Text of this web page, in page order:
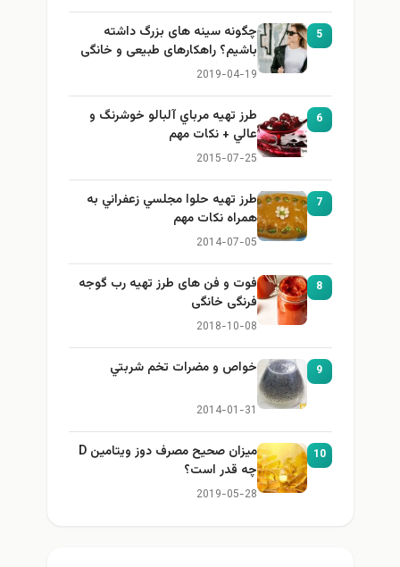
5
چگونه سینه های بزرگ داشته
باشیم؟ راهکارهای طبیعی و خانگی
برای بزرگ کردن سینه
2019-04-19
6
طرز تهيه مرباي آلبالو خوشرنگ و
عالي + نكات مهم
2015-07-25
7
طرز تهيه حلوا مجلسي زعفراني به
همراه نكات مهم
2014-07-05
8
فوت و فن های طرز تهیه رب گوجه
فرنگی خانگی
2018-10-08
9 خواص و مضرات تخم شربتي
2014-01-31
10
میزان صحیح مصرف دوز ویتامین D
چه قدر است؟
2019-05-28